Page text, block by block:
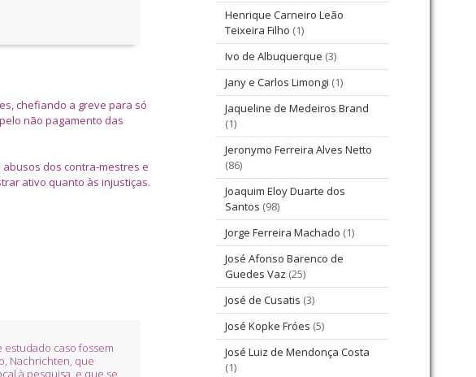
chefiando a greve para só
não pagamento das
dos contra-mestres e
ativo quanto às injustiças.
estudado caso fossem
Nachrichten, que
à pesquisa, e que se
Henrique Carneiro Leão
Teixeira Filho (1)
Ivo de Albuquerque (3)
Jany e Carlos Limongi (1)
Jaqueline de Medeiros Brand
(1)
Jeronymo Ferreira Alves Netto
(86)
Joaquim Eloy Duarte dos
Santos (98)
Jorge Ferreira Machado (1)
José Afonso Barenco de
Guedes Vaz (25)
José de Cusatis (3)
José Kopke Fróes (5)
José Luiz de Mendonça Costa
(1)